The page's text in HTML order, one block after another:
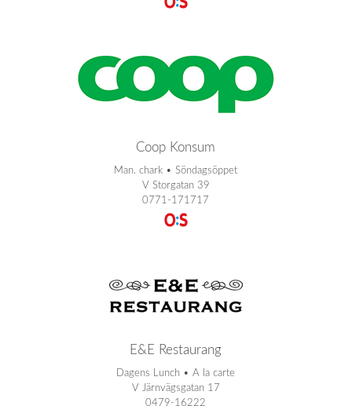
Coop Konsum
Man. chark • Söndagsöppet
V Storgatan 39
0771-171717
E&E Restaurang
Dagens Lunch • A la carte
V Järnvägsgatan 17
0479-16222